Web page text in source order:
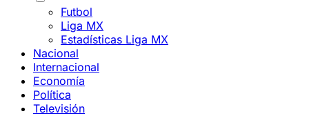
Futbol
Liga MX
Estadísticas Liga MX
Nacional
Internacional
Economía
Política
Televisión